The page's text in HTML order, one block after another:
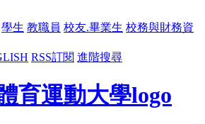
學生 教職員 校友.畢業生 校務與財務資
RSS訂閱 進階搜尋